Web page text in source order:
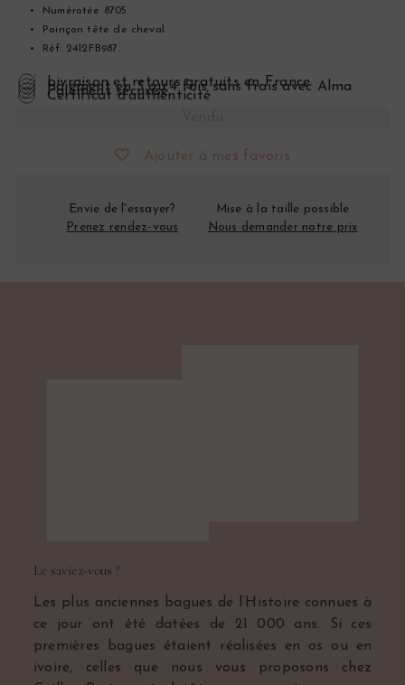
Numérotée 8705.
Poinçon tête de cheval.
Réf. 2412FB987.
Livraison et retours gratuits en France
Paiement en 3 ou 4 fois sans frais avec Alma
Paiement sécurisé
Certificat d’authenticité
Ajouter à mes favoris
Envie de l'essayer?
Prenez rendez-vous
Mise à la taille possible
Nous demander notre prix
Le saviez-vous ?
Les plus anciennes bagues de l’Histoire connues à
ce jour ont été datées de 21 000 ans. Si ces
premières bagues étaient réalisées en os ou en
ivoire, celles que nous vous proposons chez